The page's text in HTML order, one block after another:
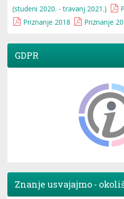
(studeni 2020. - travanj 2021.)
Priznanje 2018
Priznanje
GDPR
Znanje usvajajmo -